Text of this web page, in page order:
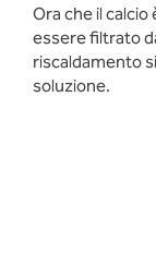
Ora che il
essere filtrato
riscaldamento
soluzione.